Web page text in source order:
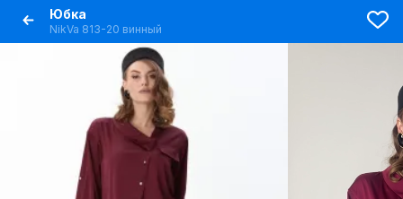
Юбка
NikVa 813-20 винный